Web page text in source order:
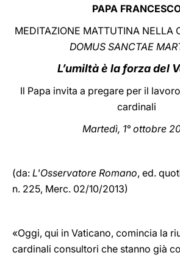
PAPA
MEDITAZIONE MATTUTINA NELLA
DOMUS SANCTAE
L’umiltà è la forza del
Il Papa invita a pregare per il
cardinali
Martedì, 1° ottobre
(da: L'Osservatore Romano, ed.
n. 225, Merc. 02/10/2013)
«Oggi, qui in Vaticano, comincia la
cardinali consultori che stanno già